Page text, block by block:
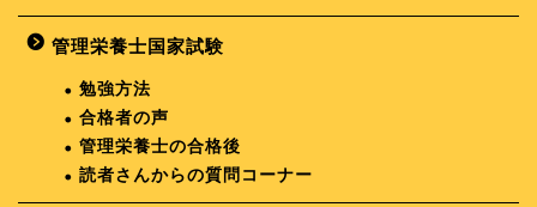
管理栄養士国家試験
勉強方法
合格者の声
管理栄養士の合格後
読者さんからの質問コーナー